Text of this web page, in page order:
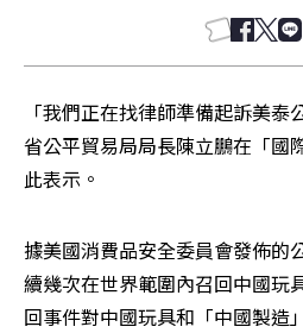
「我們正在找律師準備起訴美
省公平貿易局局長陳立鵬在「國
此表示。
據美國消費品安全委員會發佈的
續幾次在世界範圍內召回中國玩
回事件對中國玩具和「中國製造